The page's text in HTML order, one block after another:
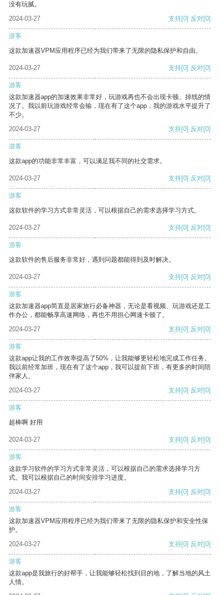
没有玩腻。
2024-03-27
支持[0] 反对[0]
游客
这款加速器VPM应用程序已经为我们带来了无限的隐私保护和自由。
2024-03-27 支持[0] 反对[0]
游客
这款加速器app的加速效果非常好，玩游戏再也不会出现卡顿、掉线的情
况了。我以前玩游戏经常会输，现在有了这个app，我的游戏水平提升了
不少。
2024-03-27
支持[0] 反对[0]
游客
这款app的功能非常丰富，可以满足我不同的社交需求。
2024-03-27 支持[0] 反对[0]
游客
这款软件的学习方式非常灵活，可以根据自己的需求选择学习方式。
2024-03-27 支持[0] 反对[0]
游客
这款软件的售后服务非常好，遇到问题都能得到及时解决。
2024-03-27 支持[0] 反对[0]
游客
这款加速器app简直是居家旅行必备神器，无论是看视频、玩游戏还是工
作办公，都能畅享高速网络，再也不用担心网速卡顿了。
2024-03-27
支持[0] 反对[0]
游客
这款app让我的工作效率提高了50%，让我能够更轻松地完成工作任务。
我以前经常加班，现在有了这个app，我可以提前下班，有更多的时间陪
伴家人。
2024-03-27
支持[0] 反对[0]
游客
超棒啊 好用
2024-03-27 支持[0] 反对[0]
游客
这款学习软件的学习方式非常灵活，可以根据自己的需求选择学习方
式。我可以根据自己的时间安排学习进度。
2024-03-27
支持[0] 反对[0]
游客
这款加速器VPM应用程序已经为我们带来了无限的隐私保护和安全性保
护。
2024-03-27
支持[0] 反对[0]
游客
这款app是我旅行的好帮手，让我能够轻松找到目的地，了解当地的风土
人情。